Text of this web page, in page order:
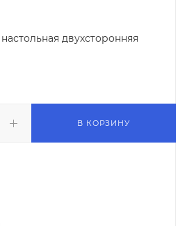
двухсторонняя
В КОРЗИНУ